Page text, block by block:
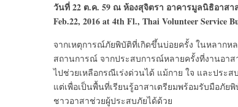
วันที่ 22 ต.ค. 59 ณ ห้องสุจิตรา อาคารมูลนิธิอาส
Feb.22, 2016 at 4th Fl., Thai Volunteer Service
จากเหตุการณ์ภัยพิบัติที่เกิดขึ้นบ่อยครั้ง ในหลาก
สถานการณ์ จากประสบการณ์หลายครั้งที่งานอาส
ไปช่วยเหลือกรณีเร่งด่วนได้ แม้กาย ใจ และประ
แต่เพื่อเป็นพื้นที่เรียนรู้อาสาเตรียมพร้อมรับมือภั
ชาวอาสาช่วยผู้ประสบภัยได้ด้วย